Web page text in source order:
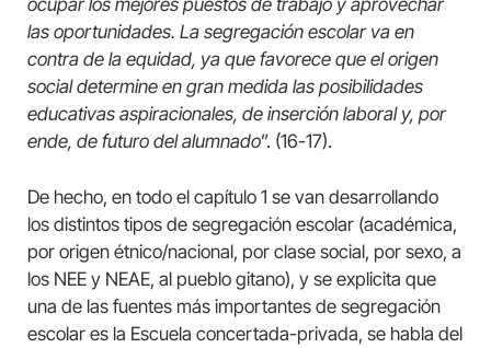
las oportunidades. La segregación escolar va en
contra de la equidad, ya que favorece que el origen
social determine en gran medida las posibilidades
educativas aspiracionales, de inserción laboral y, por
ende, de futuro del alumnado”. (16-17).
De hecho, en todo el capítulo 1 se van desarrollando
los distintos tipos de segregación escolar (académica,
por origen étnico/nacional, por clase social, por sexo, a
los NEE y NEAE, al pueblo gitano), y se explicita que
una de las fuentes más importantes de segregación
escolar es la Escuela concertada-privada, se habla del